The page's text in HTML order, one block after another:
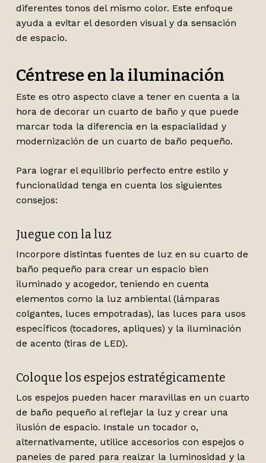
diferentes tonos del mismo color. Este enfoque
ayuda a evitar el desorden visual y da sensación
de espacio.
Céntrese en la iluminación
Este es otro aspecto clave a tener en cuenta a la
hora de decorar un cuarto de baño y que puede
marcar toda la diferencia en la espacialidad y
modernización de un cuarto de baño pequeño.
Para lograr el equilibrio perfecto entre estilo y
funcionalidad tenga en cuenta los siguientes
consejos:
Juegue con la luz
Incorpore distintas fuentes de luz en su cuarto de
baño pequeño para crear un espacio bien
iluminado y acogedor, teniendo en cuenta
elementos como la luz ambiental (lámparas
colgantes, luces empotradas), las luces para usos
específicos (tocadores, apliques) y la iluminación
de acento (tiras de LED).
Coloque los espejos estratégicamente
Los espejos pueden hacer maravillas en un cuarto
de baño pequeño al reflejar la luz y crear una
ilusión de espacio. Instale un tocador o,
alternativamente, utilice accesorios con espejos o
paneles de pared para realzar la luminosidad y la